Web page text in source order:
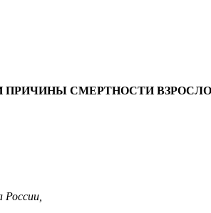
ПРИЧИНЫ СМЕРТНОСТИ